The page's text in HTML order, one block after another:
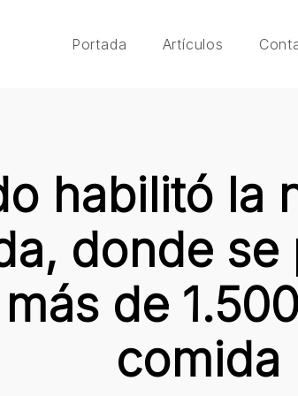
Portada Artículos
habilitó la
donde
de
comida